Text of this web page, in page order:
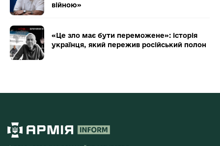
війною»
«Це зло має бути переможене»: історія
українця, який пережив російський полон